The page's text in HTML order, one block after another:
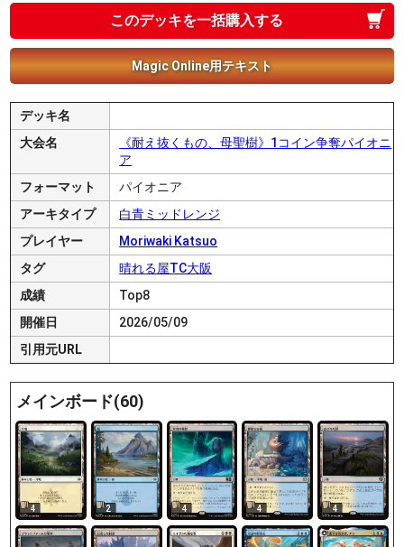
このデッキを一括購入する
Magic Online用テキスト
デッキ名
大会名
《耐え抜くもの、母聖樹》1コイン争奪パイオニ
ア
フォーマット
パイオニア
アーキタイプ
白青ミッドレンジ
プレイヤー
Moriwaki Katsuo
タグ
晴れる屋TC大阪
成績
Top8
開催日
2026/05/09
引用元URL
メインボード(60)
4 2 4 4 4